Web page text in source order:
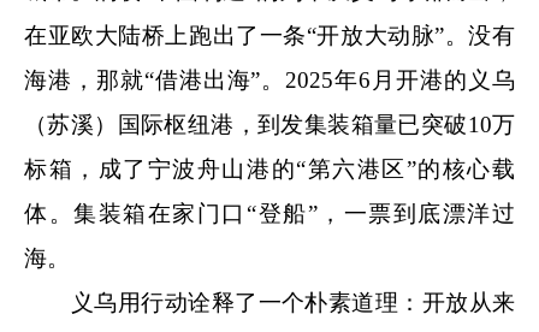
在亚欧大陆桥上跑出了一条“开放大动脉”。没有
海港，那就“借港出海”。2025年6月开港的义乌
（苏溪）国际枢纽港，到发集装箱量已突破10万
标箱，成了宁波舟山港的“第六港区”的核心载
体。集装箱在家门口“登船”，一票到底漂洋过
海。
义乌用行动诠释了一个朴素道理：开放从来